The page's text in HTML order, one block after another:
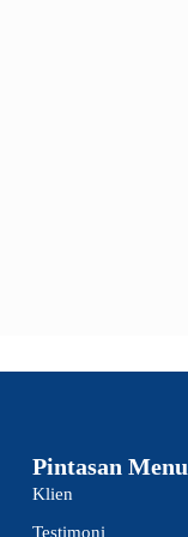
Pintasan Menu
Klien
Testimoni